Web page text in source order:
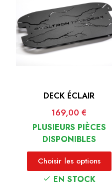
DECK ÉCLAIR
Prix
169,00 €
PLUSIEURS PIÈCES
DISPONIBLES
Choisir les options
EN STOCK